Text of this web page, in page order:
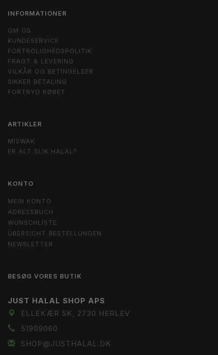
INFORMATIONER
OM OS
KUNDESERVICE
FORTROLIGHEDSPOLITIK
FRAGT & LEVERING
VILKÅR OG BETINGELSER
SIKKER BETALING
FORTRYD KØBET
ARTIKLER
MISWAK
ER ALT SLIK HALAL?
KONTO
MEIN KONTO
ADRESSBUCH
WUNSCHLISTE
ÜBERSICHT BESTELLUNGEN
NEWSLETTER
BESØG VORES BUTIK
JUST HALAL SHOP APS
ELLEKÆR 5K, 2730 HERLEV
51909060
SHOP@JUSTHALAL.DK